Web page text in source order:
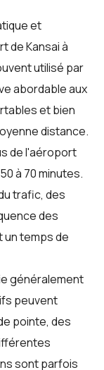
et
de Kansai à
utilisé par
abordable aux
et bien
distance.
de l'aéroport
à 70 minutes.
trafic, des
des
temps de
généralement
peuvent
pointe, des
sont parfois